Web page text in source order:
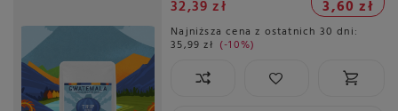
32,39 zł 3,60 zł
Najniższa cena z ostatnich 30 dni:
35,99 zł -10%